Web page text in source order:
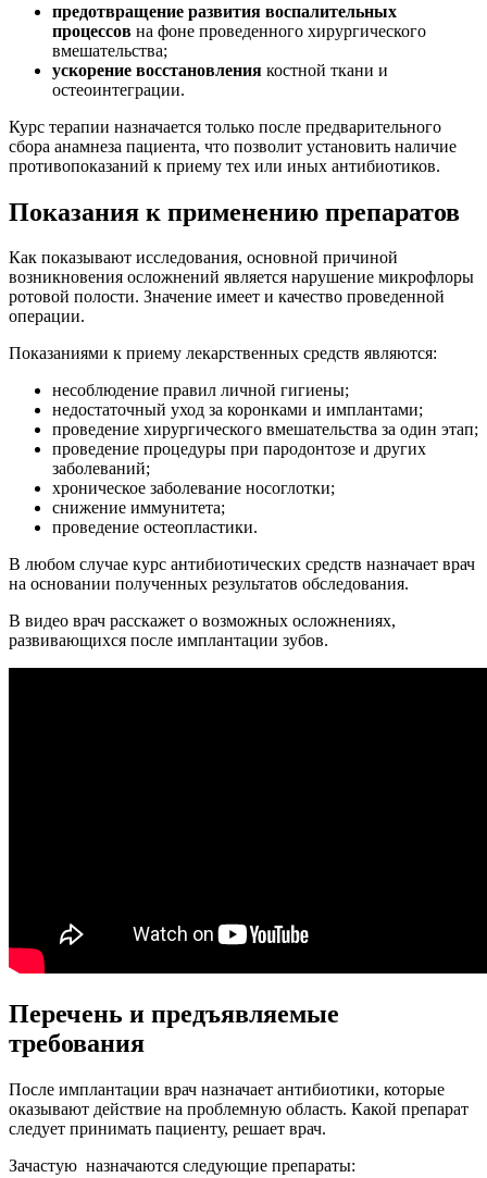
предотвращение развития воспалительных
процессов на фоне проведенного хирургического
вмешательства;
ускорение восстановления костной ткани и
остеоинтеграции.
Курс терапии назначается только после предварительного
сбора анамнеза пациента, что позволит установить наличие
противопоказаний к приему тех или иных антибиотиков.
Показания к применению препаратов
Как показывают исследования, основной причиной
возникновения осложнений является нарушение микрофлоры
ротовой полости. Значение имеет и качество проведенной
операции.
Показаниями к приему лекарственных средств являются:
несоблюдение правил личной гигиены;
недостаточный уход за коронками и имплантами;
проведение хирургического вмешательства за один этап;
проведение процедуры при пародонтозе и других
заболеваний;
хроническое заболевание носоглотки;
снижение иммунитета;
проведение остеопластики.
В любом случае курс антибиотических средств назначает врач
на основании полученных результатов обследования.
В видео врач расскажет о возможных осложнениях,
развивающихся после имплантации зубов.
Перечень и предъявляемые
требования
После имплантации врач назначает антибиотики, которые
оказывают действие на проблемную область. Какой препарат
следует принимать пациенту, решает врач.
Зачастую назначаются следующие препараты: